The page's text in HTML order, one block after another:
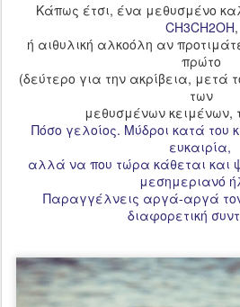
Κάπως έτσι, ένα μεθυσμένο
CH3CH2OH,
ή αιθυλική αλκοόλη αν
πρώτο
(δεύτερο για την ακρίβεια, μετά
των
μεθυσμένων κειμένων,
Πόσο γελοίος. Μύδροι κατά του
ευκαιρία,
αλλά να που τώρα κάθεται και
μεσημεριανό
Παραγγέλνεις αργά-αργά
διαφορετική